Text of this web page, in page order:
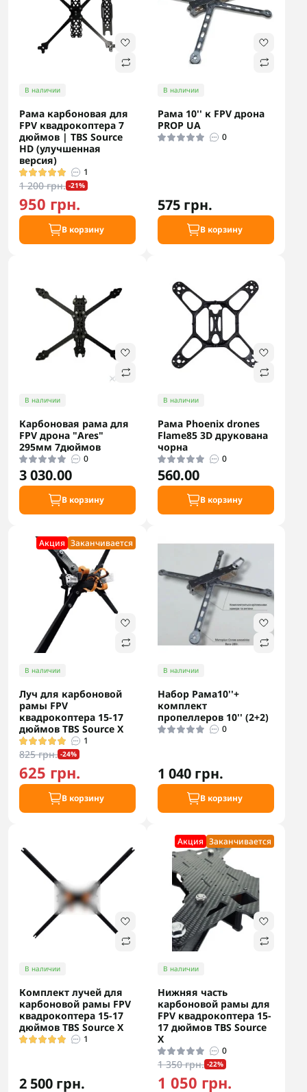
В наличии
Рама карбоновая для
FPV квадрокоптера 7
дюймов | TBS Source
HD (улучшенная
версия)
1
1 200 грн. -21%
950 грн.
В корзину
В наличии
Рама 10'' к FPV дрона
PROP UA
0
575 грн.
В корзину
В наличии
Карбоновая рама для
FPV дрона "Ares"
295мм 7дюймов
0
3 030.00
В корзину
В наличии
Рама Phoenix drones
Flame85 3D друкована
чорна
0
560.00
В корзину
Акция Заканчивается
В наличии
Луч для карбоновой
рамы FPV
квадрокоптера 15-17
дюймов TBS Source X
1
825 грн. -24%
625 грн.
В корзину
В наличии
Набор Рама10''+
комплект
пропеллеров 10'' (2+2)
0
1 040 грн.
В корзину
В наличии
Комплект лучей для
карбоновой рамы FPV
квадрокоптера 15-17
дюймов TBS Source X
1
2 500 грн.
Акция Заканчивается
В наличии
Нижняя часть
карбоновой рамы для
FPV квадрокоптера 15-
17 дюймов TBS Source
X
0
1 350 грн. -22%
1 050 грн.